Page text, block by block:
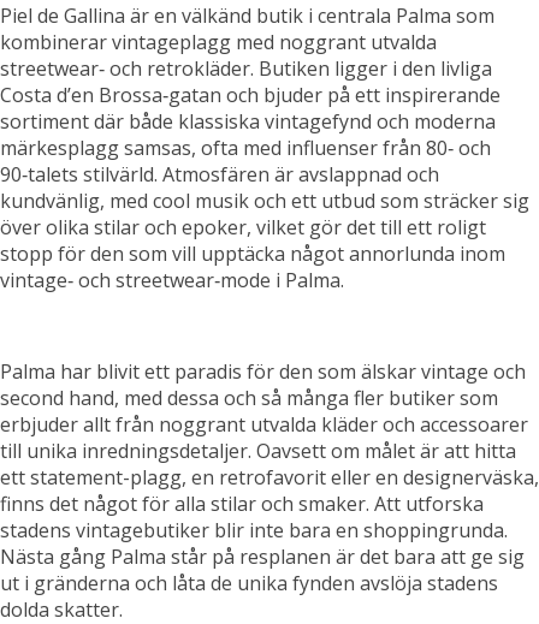
Piel de Gallina är en välkänd butik i centrala Palma som
kombinerar vintageplagg med noggrant utvalda
streetwear‑ och retrokläder. Butiken ligger i den livliga
Costa d’en Brossa‑gatan och bjuder på ett inspirerande
sortiment där både klassiska vintagefynd och moderna
märkesplagg samsas, ofta med influenser från 80‑ och
90‑talets stilvärld. Atmosfären är avslappnad och
kundvänlig, med cool musik och ett utbud som sträcker sig
över olika stilar och epoker, vilket gör det till ett roligt
stopp för den som vill upptäcka något annorlunda inom
vintage‑ och streetwear‑mode i Palma.
Palma har blivit ett paradis för den som älskar vintage och
second hand, med dessa och så många fler butiker som
erbjuder allt från noggrant utvalda kläder och accessoarer
till unika inredningsdetaljer. Oavsett om målet är att hitta
ett statement-plagg, en retrofavorit eller en designerväska,
finns det något för alla stilar och smaker. Att utforska
stadens vintagebutiker blir inte bara en shoppingrunda.
Nästa gång Palma står på resplanen är det bara att ge sig
ut i gränderna och låta de unika fynden avslöja stadens
dolda skatter.